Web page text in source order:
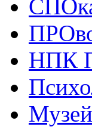
НПК